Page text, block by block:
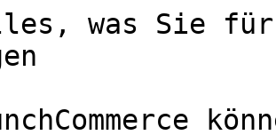
was Sie für